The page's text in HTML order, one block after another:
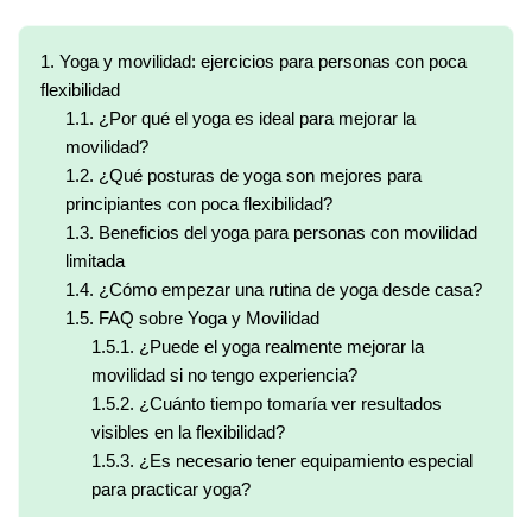
1. Yoga y movilidad: ejercicios para personas con poca
flexibilidad
1.1. ¿Por qué el yoga es ideal para mejorar la
movilidad?
1.2. ¿Qué posturas de yoga son mejores para
principiantes con poca flexibilidad?
1.3. Beneficios del yoga para personas con movilidad
limitada
1.4. ¿Cómo empezar una rutina de yoga desde casa?
1.5. FAQ sobre Yoga y Movilidad
1.5.1. ¿Puede el yoga realmente mejorar la
movilidad si no tengo experiencia?
1.5.2. ¿Cuánto tiempo tomaría ver resultados
visibles en la flexibilidad?
1.5.3. ¿Es necesario tener equipamiento especial
para practicar yoga?